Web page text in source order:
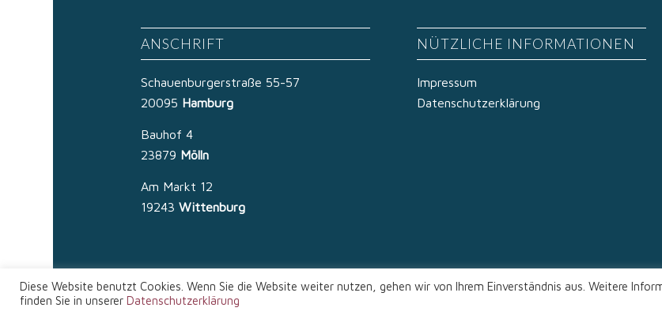
ANSCHRIFT
Schauenburgerstraße 55-57
20095 Hamburg
Bauhof 4
23879 Mölln
Am Markt 12
19243 Wittenburg
NÜTZLICHE INFORMATIONEN
Impressum
Datenschutzerklärung
© Copyright - Rechtsanwälte Kluth & von Zech
Diese Website benutzt Cookies. Wenn Sie die Website weiter nutzen, gehen wir von Ihrem Einverständnis aus. Weitere
finden Sie in unserer Datenschutzerklärung